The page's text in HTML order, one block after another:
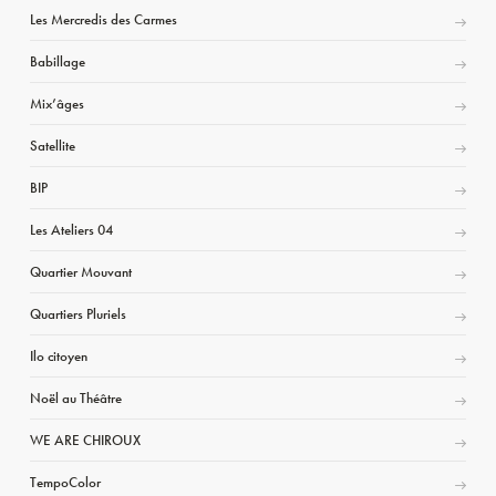
Les Mercredis des Carmes
Babillage
Mix’âges
Satellite
BIP
Les Ateliers 04
Quartier Mouvant
Quartiers Pluriels
Ilo citoyen
Noël au Théâtre
WE ARE CHIROUX
TempoColor